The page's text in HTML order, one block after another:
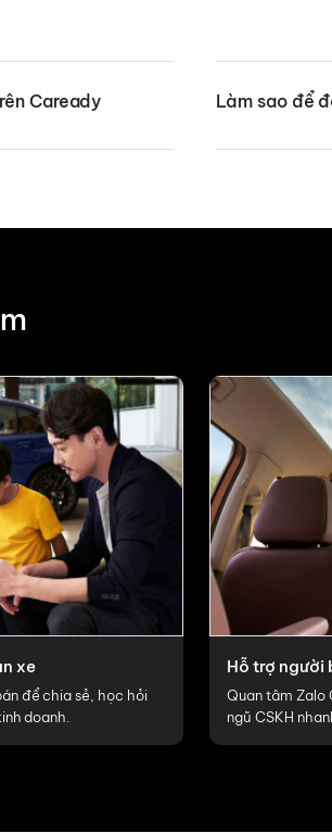
Caready Làm sao để
xe
để chia sẻ, học hỏi
doanh.
Hỗ trợ người
Quan tâm Zalo
ngũ CSKH